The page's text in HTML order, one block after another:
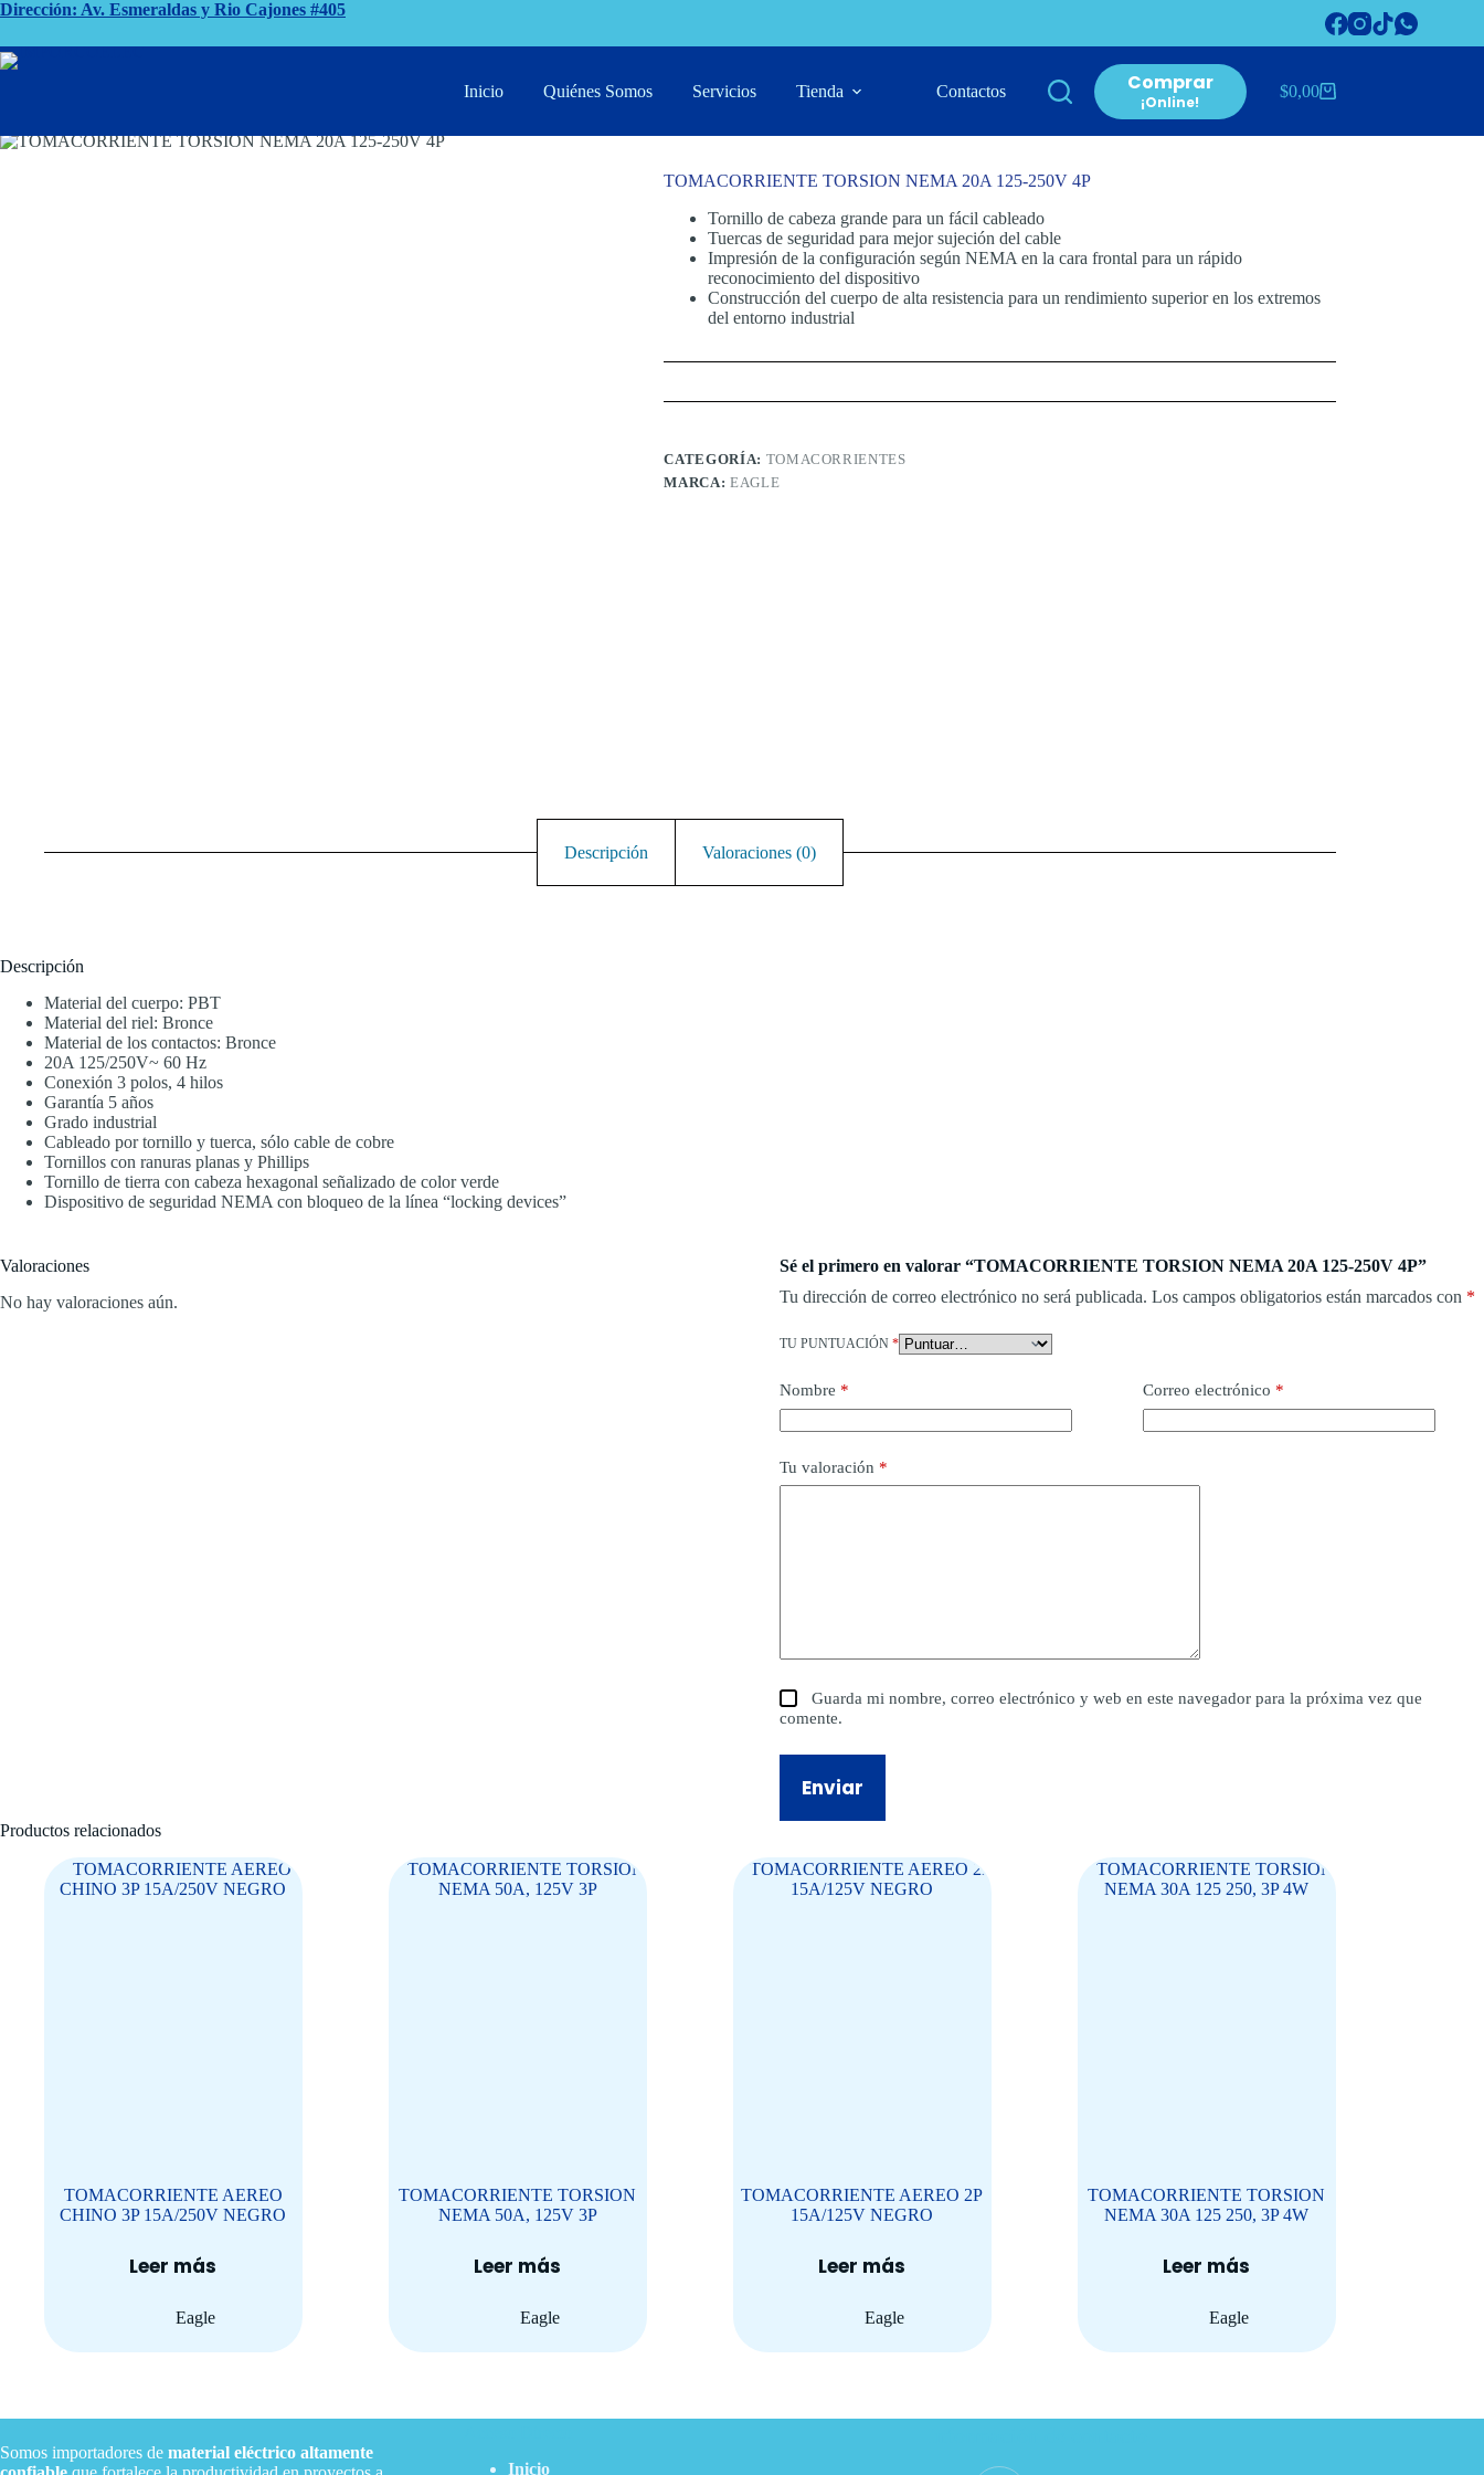
Saltar
contenido
Dirección: Av. Esmeraldas y Rio Cajones #405
Inicio Quiénes Somos Servicios Tienda Contactos Comprar
¡Online!
Carro
compra
$0,00
TOMACORRIENTE TORSION NEMA 20A 125-250V 4P
Tornillo de cabeza grande para un fácil cableado
Tuercas de seguridad para mejor sujeción del cable
Impresión de la configuración según NEMA en la cara frontal para un rápido
reconocimiento del dispositivo
Construcción del cuerpo de alta resistencia para un rendimiento superior en los extremos
del entorno industrial
CATEGORÍA: TOMACORRIENTES
MARCA: EAGLE
Descripción Valoraciones (0)
Descripción
Material del cuerpo: PBT
Material del riel: Bronce
Material de los contactos: Bronce
20A 125/250V~ 60 Hz
Conexión 3 polos, 4 hilos
Garantía 5 años
Grado industrial
Cableado por tornillo y tuerca, sólo cable de cobre
Tornillos con ranuras planas y Phillips
Tornillo de tierra con cabeza hexagonal señalizado de color verde
Dispositivo de seguridad NEMA con bloqueo de la línea “locking devices”
Valoraciones
No hay valoraciones aún.
Sé el primero en valorar “TOMACORRIENTE TORSION NEMA 20A 125-250V 4P”
Tu dirección de correo electrónico no será publicada. Los campos obligatorios están marcados con *
TU PUNTUACIÓN *
Nombre * Correo electrónico *
Tu valoración *
Guarda mi nombre, correo electrónico y web en este navegador para la próxima vez que
comente.
Enviar
Productos relacionados
TOMACORRIENTE AEREO
CHINO 3P 15A/250V NEGRO
Leer más
Eagle
TOMACORRIENTE TORSION
NEMA 50A, 125V 3P
Leer más
Eagle
TOMACORRIENTE AEREO 2P
15A/125V NEGRO
Leer más
Eagle
TOMACORRIENTE TORSION
NEMA 30A 125 250, 3P 4W
Leer más
Eagle
Somos importadores de material eléctrico altamente
Inicio